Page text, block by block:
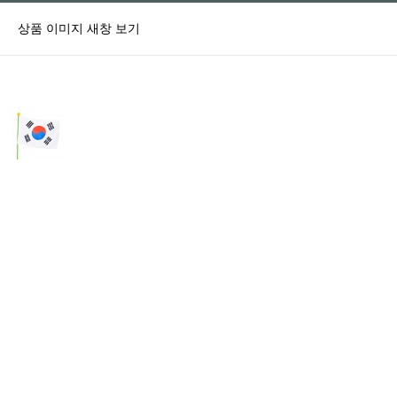
상품 이미지 새창 보기